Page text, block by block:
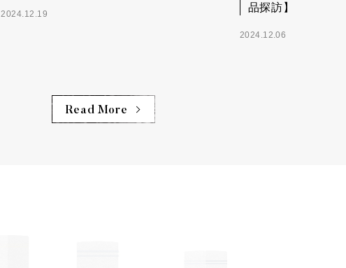
2024.12.19
品探訪】
2024.12.06
Read More